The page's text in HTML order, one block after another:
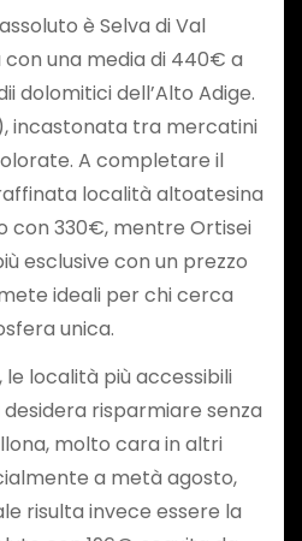
è Selva di Val
una media di 440€ a
dolomitici dell’Alto Adige.
incastonata tra mercatini
A completare il
località altoatesina
con 330€, mentre Ortisei
esclusive con un prezzo
ideali per chi cerca
unica.
località più accessibili
risparmiare senza
molto cara in altri
a metà agosto,
risulta invece essere la